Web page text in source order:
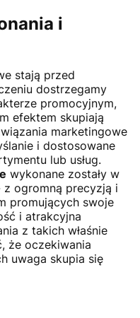
i
stają przed
dostrzegamy
promocyjnym,
efektem skupiają
marketingowe
i dostosowane
lub usług.
wykonane zostały w
ogromną precyzją i
promujących swoje
i atrakcyjna
z takich właśnie
że oczekiwania
uwaga skupia się